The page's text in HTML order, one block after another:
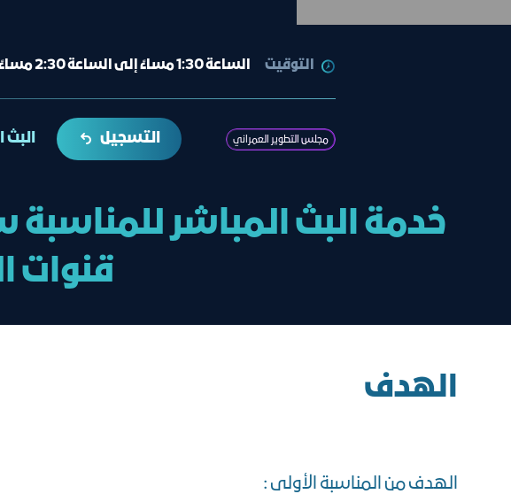
التوقيت الساعة 1:30 مساءً إلى الساعة 2:30 مساءً
مجلس التطوير العمراني التسجيل البث
خدمة البث المباشر
قنوات
الهدف
الهدف من المناسبة الأولى :